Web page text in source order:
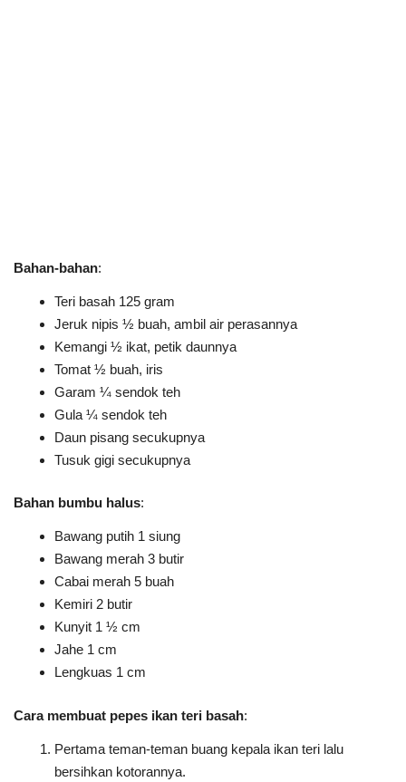
Bahan-bahan:
Teri basah 125 gram
Jeruk nipis ½ buah, ambil air perasannya
Kemangi ½ ikat, petik daunnya
Tomat ½ buah, iris
Garam ¼ sendok teh
Gula ¼ sendok teh
Daun pisang secukupnya
Tusuk gigi secukupnya
Bahan bumbu halus:
Bawang putih 1 siung
Bawang merah 3 butir
Cabai merah 5 buah
Kemiri 2 butir
Kunyit 1 ½ cm
Jahe 1 cm
Lengkuas 1 cm
Cara membuat pepes ikan teri basah:
Pertama teman-teman buang kepala ikan teri lalu
bersihkan kotorannya.